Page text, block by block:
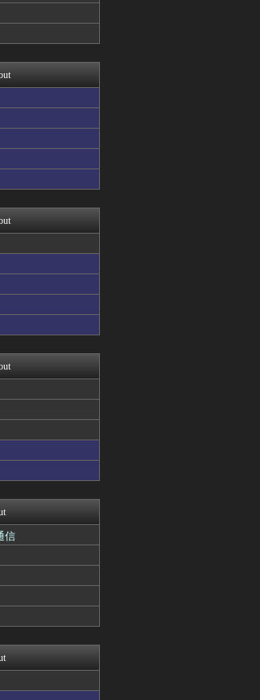
ガー...
録
ム＠なん...
ガー...
い・子...
い・子...
ム＠なん...
ァン 海...
場・...
【モンハ...
ム＠なん...
信